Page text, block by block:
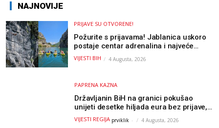
NAJNOVIJE
PRIJAVE SU OTVORENE!
Požurite s prijavama! Jablanica uskoro
postaje centar adrenalina i najveće
outdoor avanture ovog ljeta
VIJESTI BIH 4 Augusta, 2026
PAPRENA KAZNA
Državljanin BiH na granici pokušao
unijeti desetke hiljada eura bez prijave,
uslijedila “paprena” kazna
VIJESTI REGIJA prviklik - 4 Augusta, 2026